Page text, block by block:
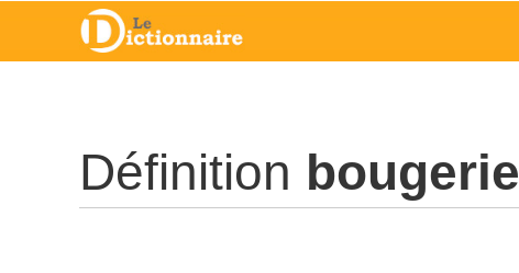
Définition bougerie